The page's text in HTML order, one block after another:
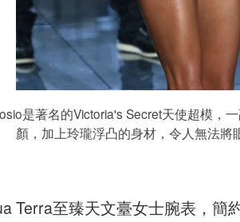
是著名的Victoria's Secret天使超模，
顏，加上玲瓏浮凸的身材，令人無法將
Terra至臻天文臺女士腕表，簡